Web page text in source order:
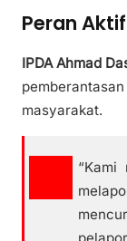
Peran
IPDA Ahmad
masyarakat.